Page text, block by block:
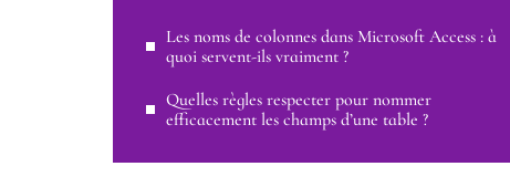
Les noms de colonnes dans Microsoft Access : à
quoi servent-ils vraiment ?
Quelles règles respecter pour nommer
efficacement les champs d’une table ?